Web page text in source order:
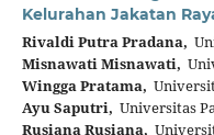
Kelurahan Jakatan
Rivaldi Putra Pradana,
Misnawati Misnawati,
Wingga Pratama,
Ayu Saputri, Universitas
Rusiana Rusiana,